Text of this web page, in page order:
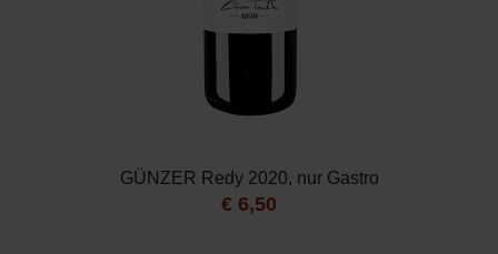
GÜNZER Redy 2020, nur Gastro
€ 6,50